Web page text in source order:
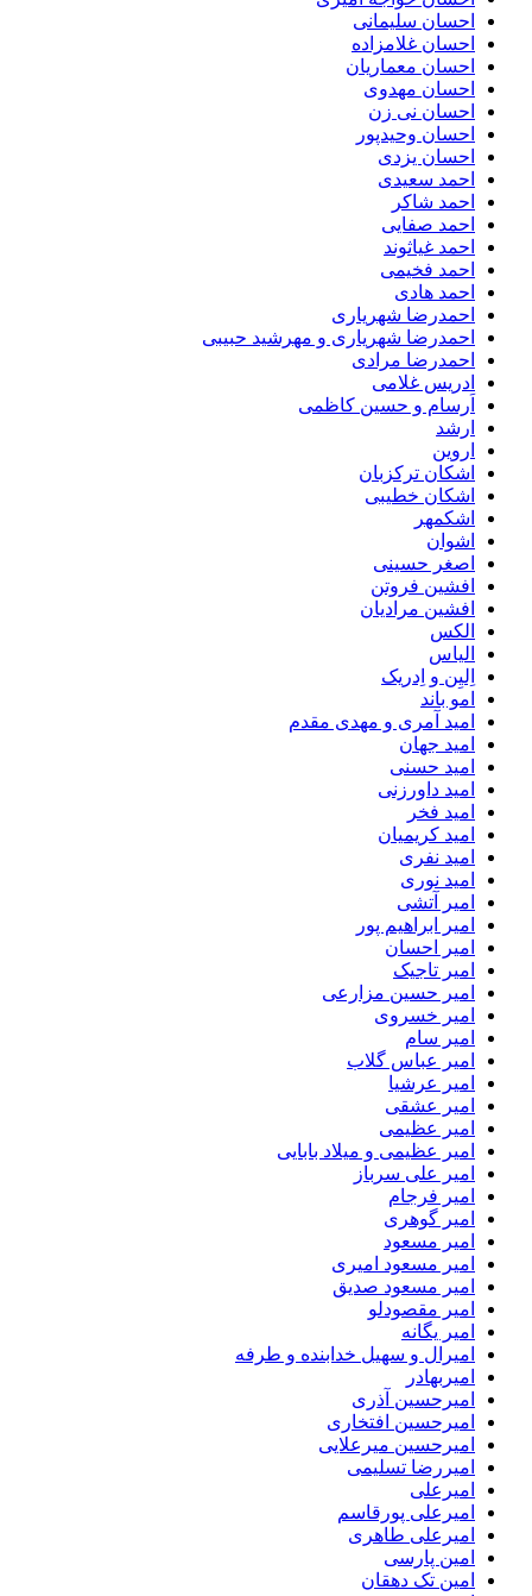
احسان سلیمانی
احسان غلامزاده
احسان معماریان
احسان مهدوی
احسان نی زن
احسان وحیدپور
احسان یزدی
احمد سعیدی
احمد شاکر
احمد صفایی
احمد غیاثوند
احمد فخیمی
احمد هادی
احمدرضا شهریاری
احمدرضا شهریاری و مهرشید حبیبی
احمدرضا مرادی
ادریس غلامی
اَرسام و حسین کاظمی
ارشد
اروین
اشکان ترکزبان
اشکان خطیبی
اشکمهر
اشوان
اصغر حسینی
افشین فروتن
افشین مرادیان
الکس
الیاس
اِلیِن و اِدریک
امو باند
امید آمری و مهدی مقدم
امید جهان
امید حسنی
امید داورزنی
امید فخر
امید کریمیان
امید نفری
امید نوری
امیر آتشی
امیر ابراهیم پور
امیر احسان
امیر تاجیک
امیر حسین مزارعی
امیر خسروی
امیر سام
امیر عباس گلاب
امیر عرشیا
امیر عشقی
امیر عظیمی
امیر عظیمی و میلاد بابایی
امیر علی سرباز
امیر فرجام
امیر گوهری
امیر مسعود
امیر مسعود امیری
امیر مسعود صدیق
امیر مقصودلو
امیر یگانه
امیرال و سهیل خدابنده و طرفه
امیربهادر
امیرحسین آذری
امیرحسین افتخاری
امیرحسین میرعلایی
امیررضا تسلیمی
امیرعلی
امیرعلی پورقاسم
امیرعلی طاهری
امین پارسی
امین تک دهقان